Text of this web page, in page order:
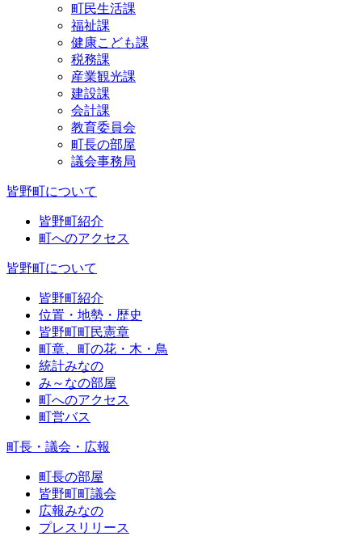
町民生活課
福祉課
健康こども課
税務課
産業観光課
建設課
会計課
教育委員会
町長の部屋
議会事務局
皆野町について
皆野町紹介
町へのアクセス
皆野町について
皆野町紹介
位置・地勢・歴史
皆野町町民憲章
町章、町の花・木・鳥
統計みなの
み～なの部屋
町へのアクセス
町営バス
町長・議会・広報
町長の部屋
皆野町町議会
広報みなの
プレスリリース